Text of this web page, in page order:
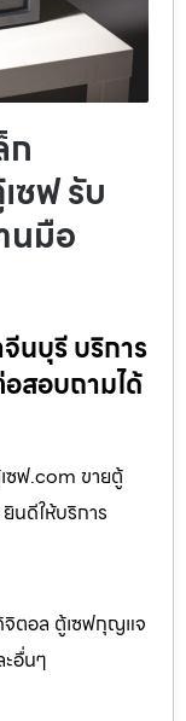
ก
ซฟ รับ
นมือ
นบุรี บริการ
สอบถามได้
ซฟ.com ขายตู้
นดีให้บริการ
จิตอล ตู้เซฟกุญแจ
อื่นๆ